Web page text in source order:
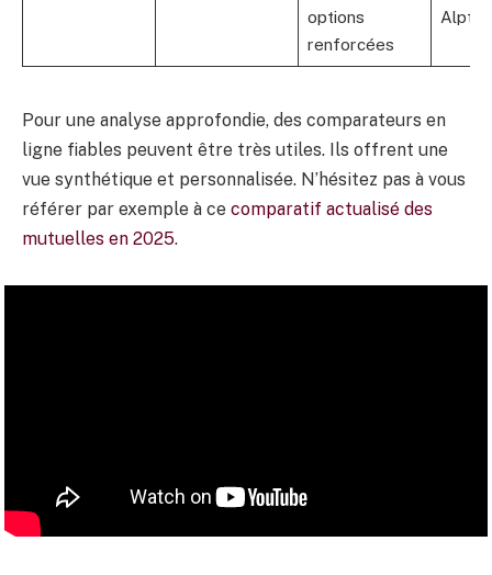
options
renforcées
Alptis
Pour une analyse approfondie, des comparateurs en
ligne fiables peuvent être très utiles. Ils offrent une
vue synthétique et personnalisée. N’hésitez pas à vous
référer par exemple à ce comparatif actualisé des
mutuelles en 2025.